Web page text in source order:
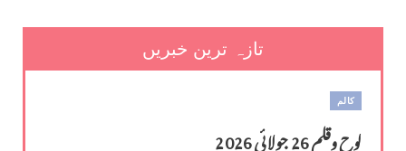
تازہ ترین خبریں
کالم
لوح وقلم 26 جولائی 2026